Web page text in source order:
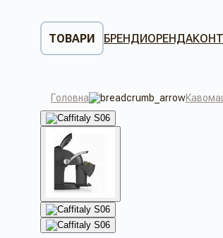
ТОВАРИ БРЕНДИОРЕНДА
Головна